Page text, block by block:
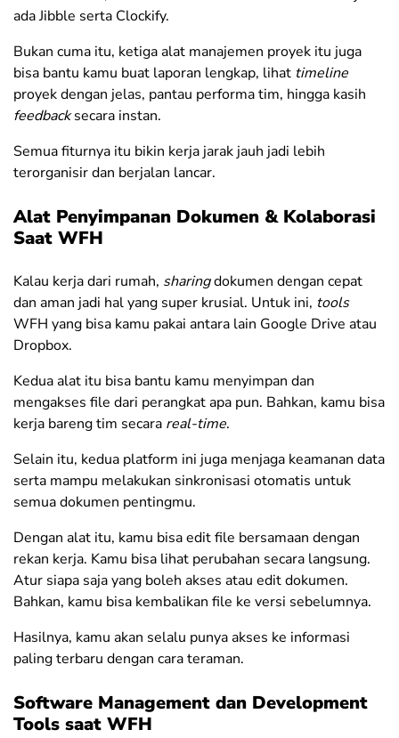
ada Jibble serta Clockify.
Bukan cuma itu, ketiga alat manajemen proyek itu juga
bisa bantu kamu buat laporan lengkap, lihat timeline
proyek dengan jelas, pantau performa tim, hingga kasih
feedbacksecara instan.
Semua fiturnya itu bikin kerja jarak jauh jadi lebih
terorganisir dan berjalan lancar.
Alat Penyimpanan Dokumen & Kolaborasi
Saat WFH
Kalau kerja dari rumah, sharingdokumen dengan cepat
dan aman jadi hal yang super krusial. Untuk ini, tools
WFH yang bisa kamu pakai antara lain Google Drive atau
Dropbox.
Kedua alat itu bisa bantu kamu menyimpan dan
mengakses file dari perangkat apa pun. Bahkan, kamu bisa
kerja bareng tim secara real-time.
Selain itu, kedua platform ini juga menjaga keamanan data
serta mampu melakukan sinkronisasi otomatis untuk
semua dokumen pentingmu.
Dengan alat itu, kamu bisa edit file bersamaan dengan
rekan kerja. Kamu bisa lihat perubahan secara langsung.
Atur siapa saja yang boleh akses atau edit dokumen.
Bahkan, kamu bisa kembalikan file ke versi sebelumnya.
Hasilnya, kamu akan selalu punya akses ke informasi
paling terbaru dengan cara teraman.
Software Management dan Development
Tools saat WFH